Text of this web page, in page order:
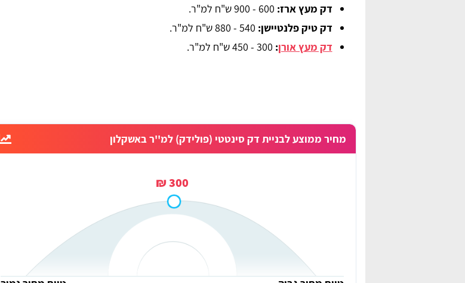
דק מעץ ארז: 600 - 900 ש"ח למ"ר.
דק טיק פלנטיישן: 540 - 880 ש"ח למ"ר.
דק מעץ אורן: 300 - 450 ש"ח למ"ר.
מחיר ממוצע לבניית דק סינטטי (פולידק) למ''ר באשקלון
300 ₪
moria ben ezra Naama Edri